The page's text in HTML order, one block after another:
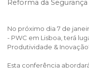
Reforma da Segurança
No próximo dia 7 de
- PWC em Lisboa, terá
Produtividade &
Esta conferência